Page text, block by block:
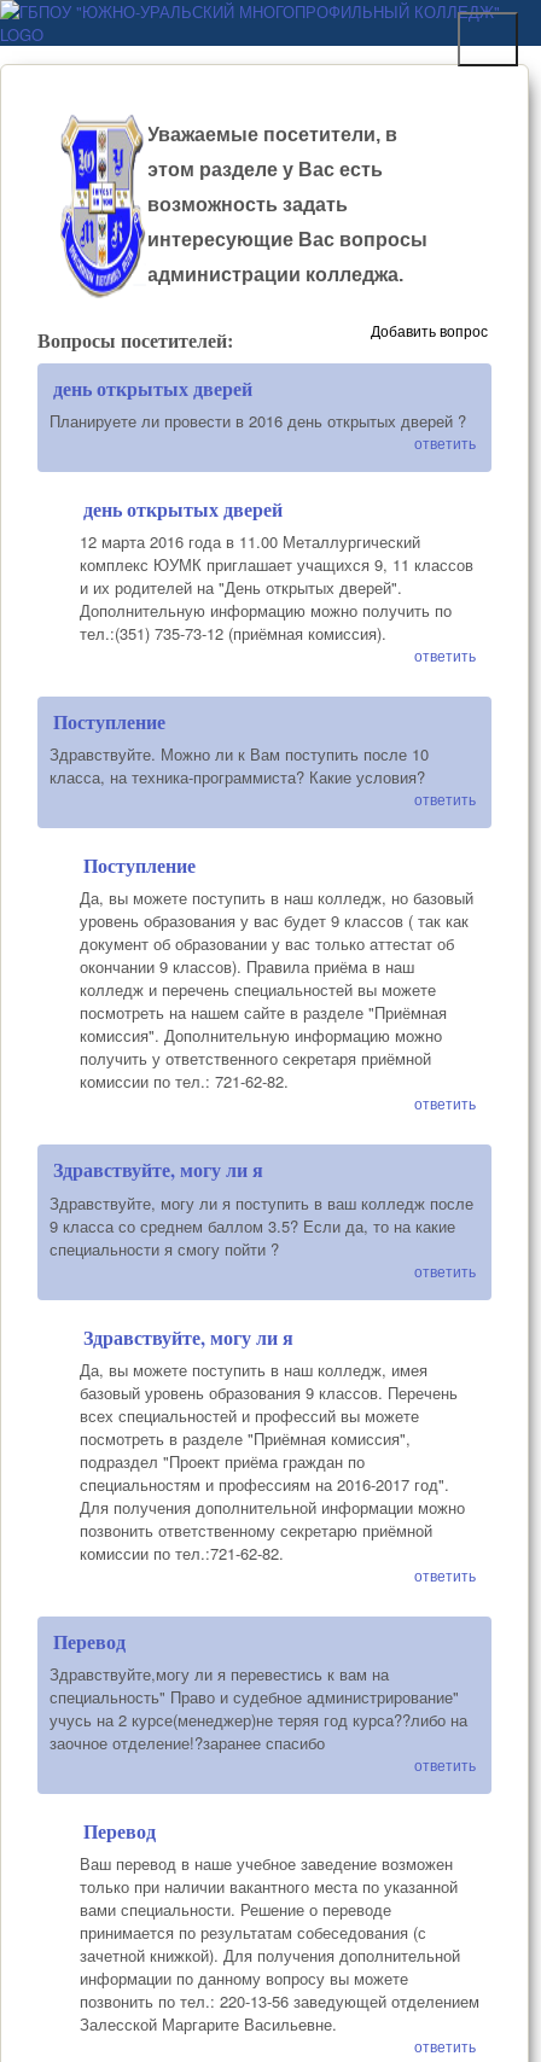
Перейти к основному
содержанию
ГБПОУ "ЮЖНО-
УРАЛЬСКИЙ
МНОГОПРОФИЛЬНЫЙ
КОЛЛЕДЖ" Уважаемые посетители, в
этом разделе у Вас есть
возможность задать
интересующие Вас вопросы
администрации колледжа.
Добавить вопрос
Вопросы посетителей:
день открытых дверей
Планируете ли провести в 2016 день открытых дверей ?
ответить
день открытых дверей
12 марта 2016 года в 11.00 Металлургический
комплекс ЮУМК приглашает учащихся 9, 11 классов
и их родителей на "День открытых дверей".
Дополнительную информацию можно получить по
тел.:(351) 735-73-12 (приёмная комиссия).
ответить
Поступление
Здравствуйте. Можно ли к Вам поступить после 10
класса, на техника-программиста? Какие условия?
ответить
Поступление
Да, вы можете поступить в наш колледж, но базовый
уровень образования у вас будет 9 классов ( так как
документ об образовании у вас только аттестат об
окончании 9 классов). Правила приёма в наш
колледж и перечень специальностей вы можете
посмотреть на нашем сайте в разделе "Приёмная
комиссия". Дополнительную информацию можно
получить у ответственного секретаря приёмной
комиссии по тел.: 721-62-82.
ответить
Здравствуйте, могу ли я
Здравствуйте, могу ли я поступить в ваш колледж после
9 класса со среднем баллом 3.5? Если да, то на какие
специальности я смогу пойти ?
ответить
Здравствуйте, могу ли я
Да, вы можете поступить в наш колледж, имея
базовый уровень образования 9 классов. Перечень
всех специальностей и профессий вы можете
посмотреть в разделе "Приёмная комиссия",
подраздел "Проект приёма граждан по
специальностям и профессиям на 2016-2017 год".
Для получения дополнительной информации можно
позвонить ответственному секретарю приёмной
комиссии по тел.:721-62-82.
ответить
Перевод
Здравствуйте,могу ли я перевестись к вам на
специальность" Право и судебное администрирование"
учусь на 2 курсе(менеджер)не теряя год курса??либо на
заочное отделение!?заранее спасибо
ответить
Перевод
Ваш перевод в наше учебное заведение возможен
только при наличии вакантного места по указанной
вами специальности. Решение о переводе
принимается по результатам собеседования (с
зачетной книжкой). Для получения дополнительной
информации по данному вопросу вы можете
позвонить по тел.: 220-13-56 заведующей отделением
Залесской Маргарите Васильевне.
ответить